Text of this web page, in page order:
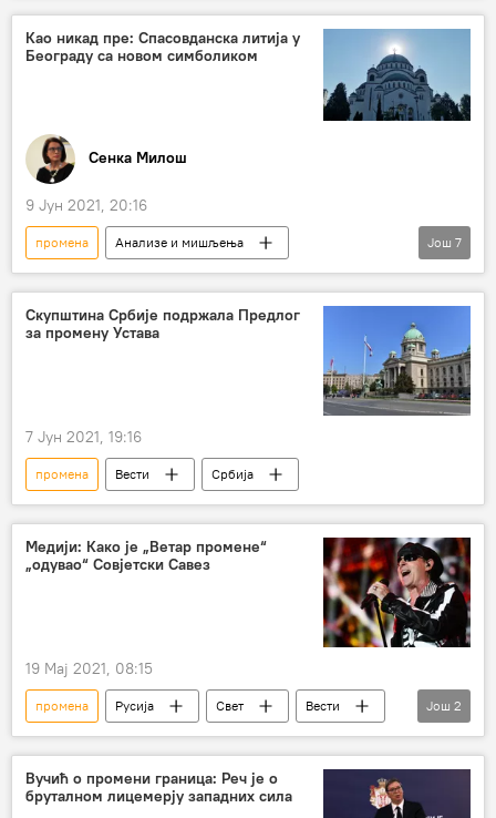
Србија – политика
Европска унија (ЕУ)
поглавље 35
предлог
Као никад пре: Спасовданска литија у
Београду са новом симболиком
Сенка Милош
9 Јун 2021, 20:16
промена
Анализе и мишљења
Спасовдан
литија
патријарх Порфирије
термин
имиџ
СПЦ
Отац Арсеније
Још 7
Скупштина Србије подржала Предлог
за промену Устава
7 Јун 2021, 19:16
промена Вести Србија
Медији: Како је „Ветар промене“
„одувао“ Совјетски Савез
19 Мај 2021, 08:15
промена Русија Свет
Вести
ветар
Совјетски Савез
Још 2
Вучић о промени граница: Реч је о
бруталном лицемерју западних сила